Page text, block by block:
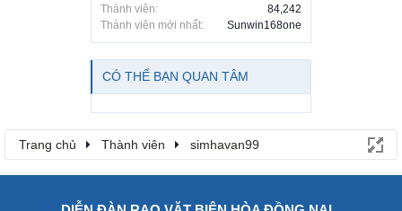
Thành viên:
84,242
Thành viên mới nhất:
Sunwin168one
CÓ THỂ BẠN QUAN TÂM
Trang chủ Thành viên simhavan99